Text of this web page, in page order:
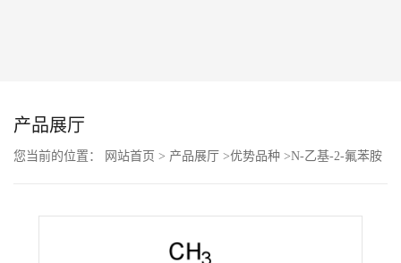
动
产品展厅
您当前的位置： 网站首页 > 产品展厅 >优势品种 >N-乙基-2-氟苯胺